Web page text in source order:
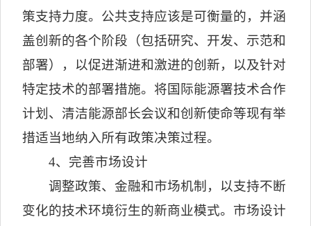
策支持力度。公共支持应该是可衡量的，并涵
盖创新的各个阶段（包括研究、开发、示范和
部署），以促进渐进和激进的创新，以及针对
特定技术的部署措施。将国际能源署技术合作
计划、清洁能源部长会议和创新使命等现有举
措适当地纳入所有政策决策过程。
4、完善市场设计
调整政策、金融和市场机制，以支持不断
变化的技术环境衍生的新商业模式。市场设计